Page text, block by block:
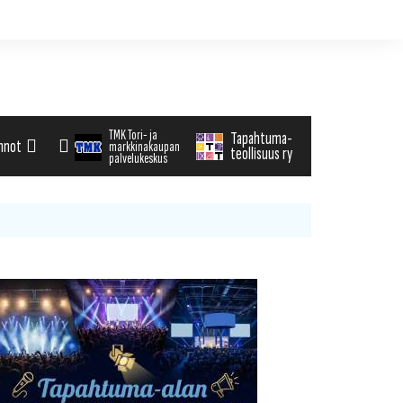
tapahtuman tiedot
TMK Tori- ja
markkinakaupan
palvelukeskus
Tapahtuma-
teollisuus ry